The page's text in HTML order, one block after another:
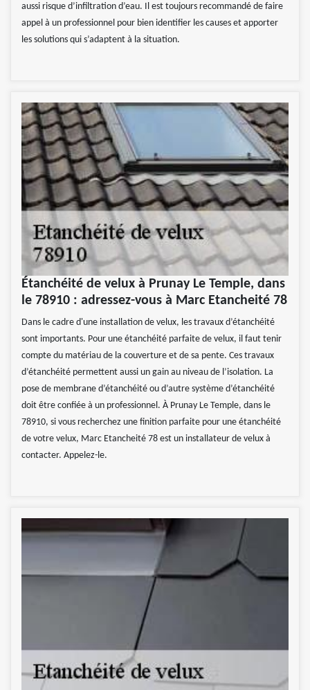
aussi risque d’infiltration d’eau. Il est toujours recommandé de faire
appel à un professionnel pour bien identifier les causes et apporter
les solutions qui s’adaptent à la situation.
Étanchéité de velux à Prunay Le Temple, dans
le 78910 : adressez-vous à Marc Etancheité 78
Dans le cadre d'une installation de velux, les travaux d’étanchéité
sont importants. Pour une étanchéité parfaite de velux, il faut tenir
compte du matériau de la couverture et de sa pente. Ces travaux
d’étanchéité permettent aussi un gain au niveau de l’isolation. La
pose de membrane d’étanchéité ou d’autre système d’étanchéité
doit être confiée à un professionnel. À Prunay Le Temple, dans le
78910, si vous recherchez une finition parfaite pour une étanchéité
de votre velux, Marc Etancheité 78 est un installateur de velux à
contacter. Appelez-le.